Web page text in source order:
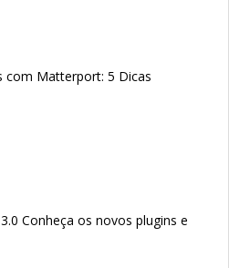
com Matterport: 5 Dicas
Conheça os novos plugins e